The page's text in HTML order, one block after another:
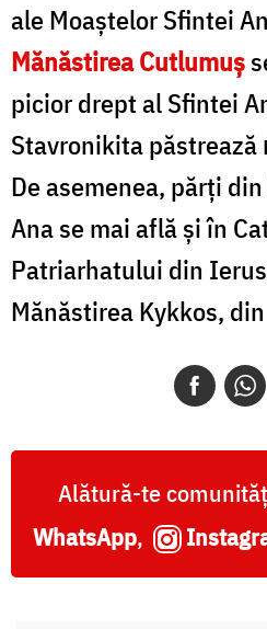
ale Moaştelor Sfintei
Mănăstirea Cutlumuş
picior drept al Sfintei
Stavronikita păstrează
De asemenea, părţi
Ana se mai află şi în
Patriarhatului din
Mănăstirea Kykkos,
Alătură-te
WhatsApp,